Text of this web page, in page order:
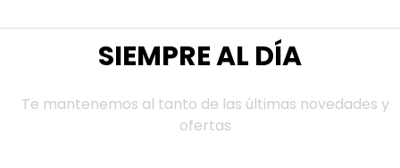
SIEMPRE AL DÍA
Te mantenemos al tanto de las últimas novedades y
ofertas